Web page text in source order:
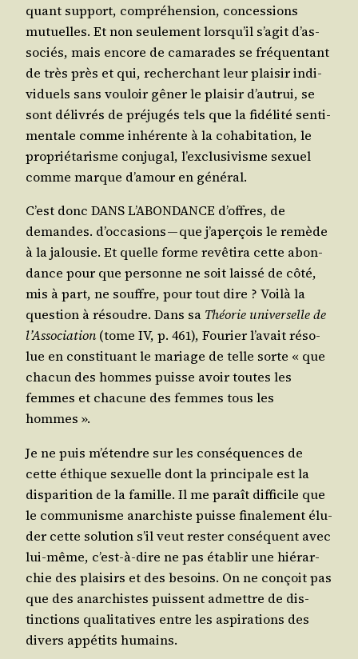
quant sup­port, com­pré­hen­sion, conces­sions
mutuelles. Et non seule­ment lors­qu’il s’a­git d’as­
so­ciés, mais encore de cama­rades se fré­quen­tant
de très près et qui, recher­chant leur plai­sir indi­
vi­duels sans vou­loir gêner le plai­sir d’au­trui, se
sont déli­vrés de pré­ju­gés tels que la fidé­li­té sen­ti­
men­tale comme inhé­rente à la coha­bi­ta­tion, le
pro­prié­ta­risme conju­gal, l’ex­clu­si­visme sexuel
comme marque d’a­mour en général.
C’est donc DANS L’ABONDANCE d’offres, de
demandes. d’oc­ca­sions — que j’a­per­çois le remède
à la jalou­sie. Et quelle forme revê­ti­ra cette abon­
dance pour que per­sonne ne soit lais­sé de côté,
mis à part, ne souffre, pour tout dire ? Voi­là la
ques­tion à résoudre. Dans sa Théo­rie uni­ver­selle de
l’As­so­cia­tion (tome IV, p. 461), Fou­rier l’a­vait réso­
lue en consti­tuant le mariage de telle sorte « que
cha­cun des hommes puisse avoir toutes les
femmes et cha­cune des femmes tous les
hommes ».
Je ne puis m’é­tendre sur les consé­quences de
cette éthique sexuelle dont la prin­ci­pale est la
dis­pa­ri­tion de la famille. Il me paraît dif­fi­cile que
le com­mu­nisme anar­chiste puisse fina­le­ment élu­
der cette solu­tion s’il veut res­ter consé­quent avec
lui-même, c’est-à-dire ne pas éta­blir une hié­rar­
chie des plai­sirs et des besoins. On ne conçoit pas
que des anar­chistes puissent admettre de dis­
tinc­tions qua­li­ta­tives entre les aspi­ra­tions des
divers appé­tits humains.